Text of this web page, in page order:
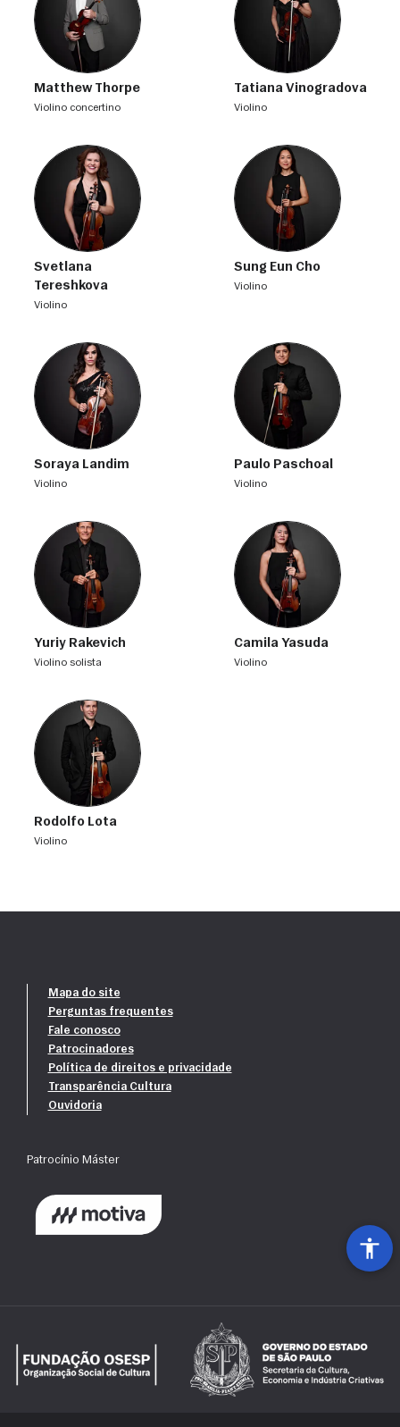
Matthew Thorpe
violino concertino
Tatiana Vinogradova
violino
Svetlana
Tereshkova
violino
Sung Eun Cho
violino
Soraya Landim
violino
Paulo Paschoal
violino
Yuriy Rakevich
violino solista
Camila Yasuda
violino
Rodolfo Lota
violino
Mapa do site
Perguntas frequentes
Fale conosco
Patrocinadores
Política de direitos e privacidade
Transparência Cultura
Ouvidoria
Patrocínio Máster